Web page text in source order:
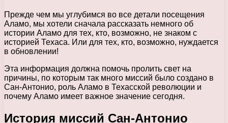
Прежде чем мы углубимся во все детали посещения
Аламо, мы хотели сначала рассказать немного об
истории Аламо для тех, кто, возможно, не знаком с
историей Техаса. Или для тех, кто, возможно, нуждается
в обновлении!
Эта информация должна помочь пролить свет на
причины, по которым так много миссий было создано в
Сан-Антонио, роль Аламо в Техасской революции и
почему Аламо имеет важное значение сегодня.
История миссий Сан-Антонио